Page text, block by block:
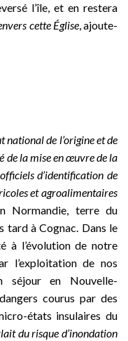
l’île, et en restera
cette Église, ajoute-
national de l’origine et de
de la mise en œuvre de la
d’identification de
et agroalimentaires
Normandie, terre du
tard à Cognac. Dans le
à l’évolution de notre
l’exploitation de nos
séjour en Nouvelle-
courus par des
états insulaires du
du risque d’inondation